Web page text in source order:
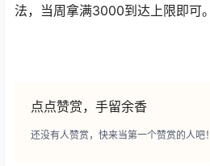
法，当周拿满3000到达上限即可。
点点赞赏，手留余香
还没有人赞赏，快来当第一个赞赏的人吧！